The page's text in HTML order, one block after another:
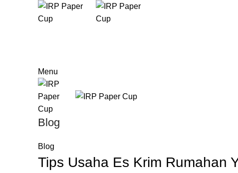
Menu
Blog
Blog
Tips Usaha Es Krim Rumahan